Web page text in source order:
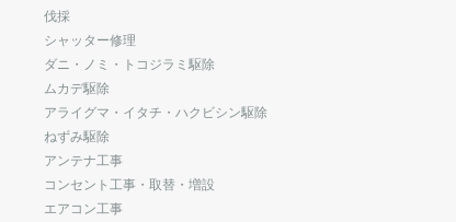
伐採
シャッター修理
ダニ・ノミ・トコジラミ駆除
ムカデ駆除
アライグマ・イタチ・ハクビシン駆除
ねずみ駆除
アンテナ工事
コンセント工事・取替・増設
エアコン工事